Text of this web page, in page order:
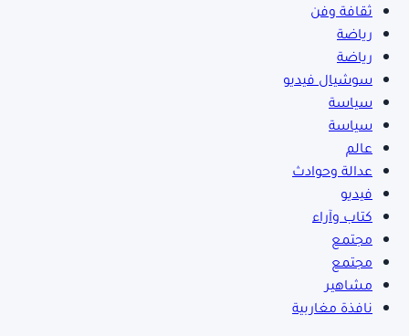
ثقافة وفن
رياضة
رياضة
سوشيال فيديو
سياسة
سياسة
عالم
عدالة وحوادث
فيديو
كتاب وآراء
مجتمع
مجتمع
مشاهير
نافذة مغاربية